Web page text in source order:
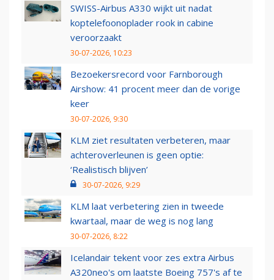
SWISS-Airbus A330 wijkt uit nadat
koptelefoonoplader rook in cabine
veroorzaakt
30-07-2026, 10:23
Bezoekersrecord voor Farnborough
Airshow: 41 procent meer dan de vorige
keer
30-07-2026, 9:30
KLM ziet resultaten verbeteren, maar
achteroverleunen is geen optie:
‘Realistisch blijven’
30-07-2026, 9:29
KLM laat verbetering zien in tweede
kwartaal, maar de weg is nog lang
30-07-2026, 8:22
Icelandair tekent voor zes extra Airbus
A320neo's om laatste Boeing 757's af te